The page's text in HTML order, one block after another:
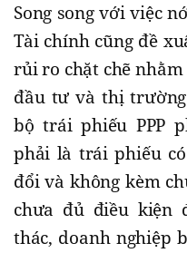
Song song với việc
Tài chính cũng đề
rủi ro chặt chẽ
đầu tư và thị
bộ trái phiếu PPP
phải là trái phiếu
đổi và không kèm
chưa đủ điều kiện
thác, doanh nghiệp